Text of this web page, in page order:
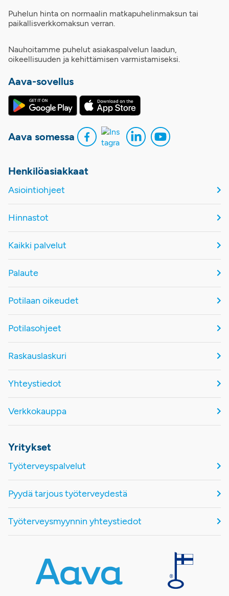
Puhelun hinta on normaalin matkapuhelinmaksun tai
paikallisverkkomaksun verran.
Nauhoitamme puhelut asiakaspalvelun laadun,
oikeellisuuden ja kehittämisen varmistamiseksi.
Aava-sovellus
Aava somessa
Henkilöasiakkaat
Asiointiohjeet
Hinnastot
Kaikki palvelut
Palaute
Potilaan oikeudet
Potilasohjeet
Raskauslaskuri
Yhteystiedot
Verkkokauppa
Yritykset
Työterveyspalvelut
Pyydä tarjous työterveydestä
Työterveysmyynnin yhteystiedot